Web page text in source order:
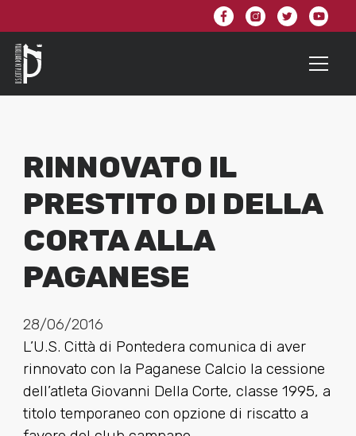
RINNOVATO IL
PRESTITO DI DELLA
CORTA ALLA
PAGANESE
28/06/2016
L’U.S. Città di Pontedera comunica di aver
rinnovato con la Paganese Calcio la cessione
dell’atleta Giovanni Della Corte, classe 1995, a
titolo temporaneo con opzione di riscatto a